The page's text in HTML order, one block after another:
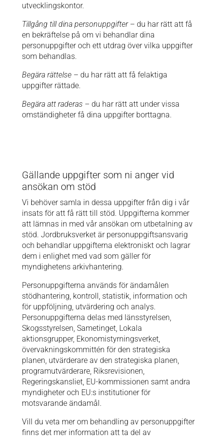
utvecklingskontor.
Tillgång till dina personuppgifter– du har rätt att få
en bekräftelse på om vi behandlar dina
personuppgifter och ett utdrag över vilka uppgifter
som behandlas.
Begära rättelse– du har rätt att få felaktiga
uppgifter rättade.
Begära att raderas – du har rätt att under vissa
omständigheter få dina uppgifter borttagna.
Gällande uppgifter som ni anger vid
ansökan om stöd
Vi behöver samla in dessa uppgifter från dig i vår
insats för att få rätt till stöd. Uppgifterna kommer
att lämnas in med vår ansökan om utbetalning av
stöd. Jordbruksverket är personuppgiftsansvarig
och behandlar uppgifterna elektroniskt och lagrar
dem i enlighet med vad som gäller för
myndighetens arkivhantering.
Personuppgifterna används för ändamålen
stödhantering, kontroll, statistik, information och
för uppföljning, utvärdering och analys.
Personuppgifterna delas med länsstyrelsen,
Skogsstyrelsen, Sametinget, Lokala
aktionsgrupper, Ekonomistyrningsverket,
övervakningskommittén för den strategiska
planen, utvärderare av den strategiska planen,
programutvärderare, Riksrevisionen,
Regeringskansliet, EU-kommissionen samt andra
myndigheter och EU:s institutioner för
motsvarande ändamål.
Vill du veta mer om behandling av personuppgifter
finns det mer information att ta del av